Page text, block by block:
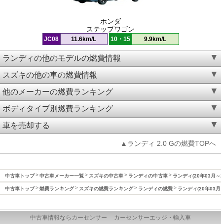
ホンダ
ステップワゴン
JC08 11.6km/L 10・15 9.9km/L
ランディの他のモデルの燃費情報
スズキの他の車の燃費情報
他のメーカーの燃費ランキング
ボディタイプ別燃費ランキング
車を売却する
▲ランディ 2.0 Gの燃費TOPへ
中古車トップ 中古車メーカー一覧 スズキの中古車 ランディの中古車 ランディ(20年03月
中古車トップ 燃費ランキング スズキの燃費ランキング ランディの燃費 ランディ(20年03
中古車情報ならカーセンサー
カーセンサーエッジ・輸入車